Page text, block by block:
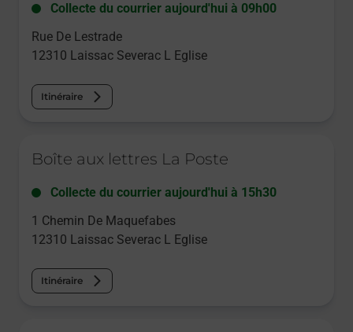
Collecte du courrier aujourd'hui à 09h00
Rue De Lestrade
12310 Laissac Severac L Eglise
Itinéraire
Boîte aux lettres La Poste
Collecte du courrier aujourd'hui à 15h30
1 Chemin De Maquefabes
12310 Laissac Severac L Eglise
Itinéraire